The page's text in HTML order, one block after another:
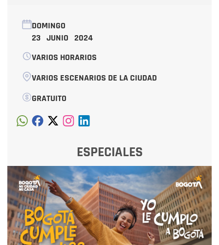
DOMINGO
23 JUNIO 2024
VARIOS HORARIOS
VARIOS ESCENARIOS DE LA CIUDAD
GRATUITO
ESPECIALES